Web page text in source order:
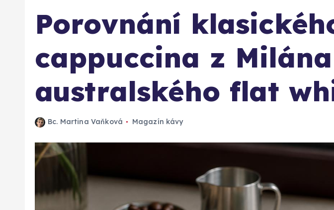
Porovnání
cappuccina z
australského flat
Bc. Martina Vaňková Magazín kávy